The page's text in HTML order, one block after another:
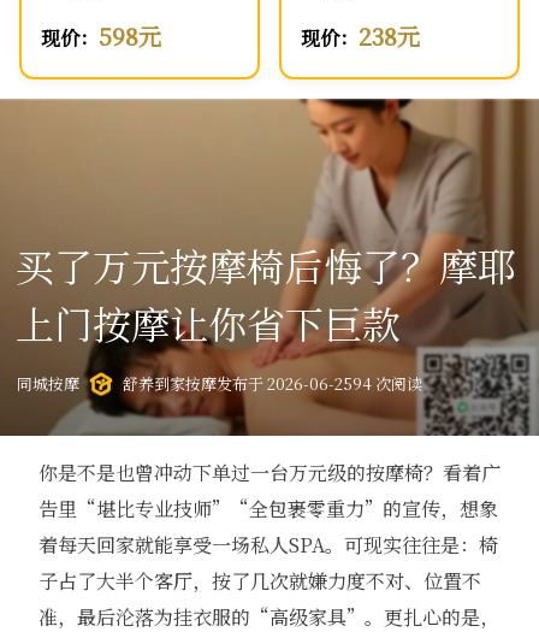
现价： 598元 现价： 238元
买了万元按摩椅后悔了？摩耶
上门按摩让你省下巨款
同城按摩 舒养到家按摩发布于 2026-06-2594 次阅读
你是不是也曾冲动下单过一台万元级的按摩椅？看着广
告里“堪比专业技师”“全包裹零重力”的宣传，想象
着每天回家就能享受一场私人SPA。可现实往往是：椅
子占了大半个客厅，按了几次就嫌力度不对、位置不
准，最后沦落为挂衣服的“高级家具”。更扎心的是，